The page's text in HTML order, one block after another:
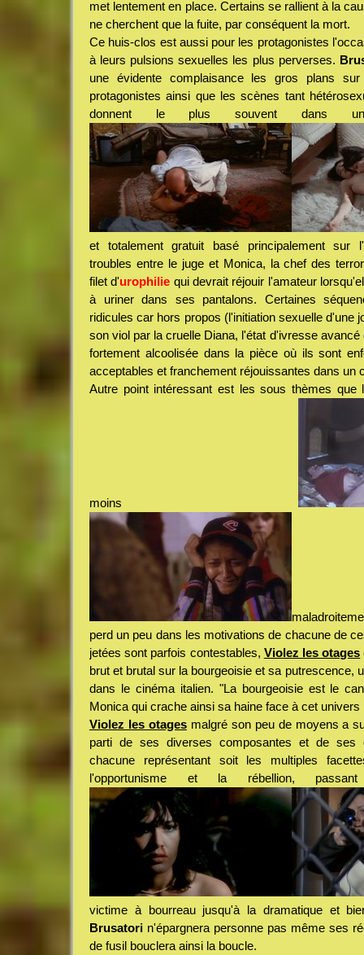
met lentement en place. Certains se rallient à la
ne cherchent que la fuite, par conséquent la mort.
Ce huis-clos est aussi pour les protagonistes
à leurs pulsions sexuelles les plus perverses.
une évidente complaisance les gros plans
protagonistes ainsi que les scènes tant
donnent le plus souvent dans un
et totalement gratuit basé principalement sur
troubles entre le juge et Monica, la chef des
filet d'urophilie qui devrait réjouir l'amateur
à uriner dans ses pantalons. Certaines
ridicules car hors propos (l'initiation sexuelle d'une
son viol par la cruelle Diana, l'état d'ivresse
fortement alcoolisée dans la pièce où ils sont
acceptables et franchement réjouissantes dans un
Autre point intéressant est les sous thèmes que
moins
perd un peu dans les motivations de chacune de
jetées sont parfois contestables, Violez les otages
brut et brutal sur la bourgeoisie et sa putrescence,
dans le cinéma italien. "La bourgeoisie est le
Monica qui crache ainsi sa haine face à cet univers
Violez les otagesmalgré son peu de moyens a
parti de ses diverses composantes et de ses
chacune représentant soit les multiples
l'opportunisme et la rébellion,
victime à bourreau jusqu'à la dramatique et
Brusatori n'épargnera personne pas même ses
de fusil bouclera ainsi la boucle.